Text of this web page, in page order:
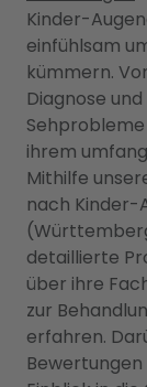
Kinder-
einfühlsam
kümmern.
Diagnose
ihrem
Mithilfe
nach Kinder-
detaillierte
über ihre
zur
erfahren.